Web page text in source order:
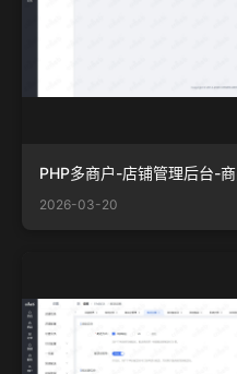
PHP多商户-店铺管理后台-
2026-03-20